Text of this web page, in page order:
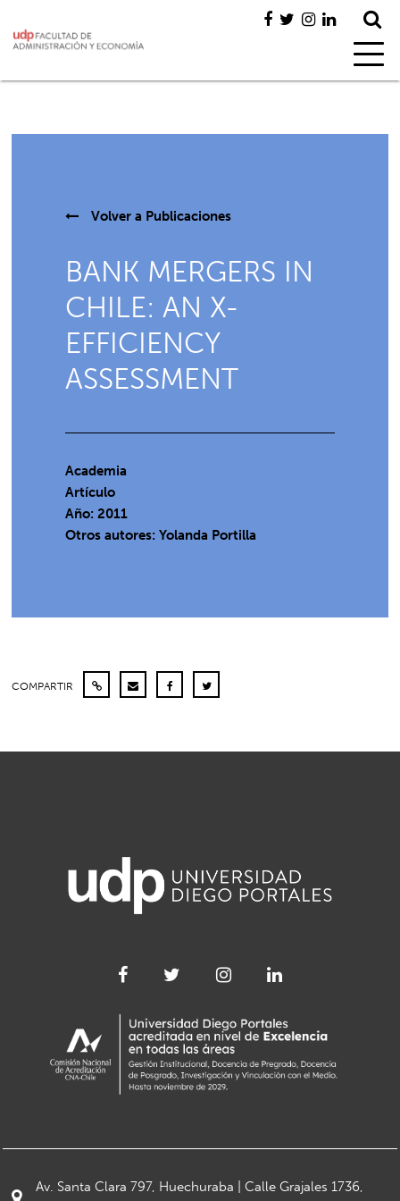
Volver a Publicaciones
BANK MERGERS IN
CHILE: AN X-
EFFICIENCY
ASSESSMENT
Academia
Artículo
Año: 2011
Otros autores: Yolanda Portilla
COMPARTIR
Av. Santa Clara 797, Huechuraba | Calle Grajales 1736,